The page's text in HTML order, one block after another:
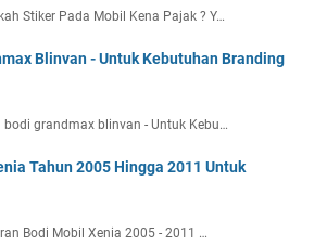
Stiker Pada Mobil Kena Pajak ? Y…
Blinvan - Untuk Kebutuhan Branding
grandmax blinvan - Untuk Kebu…
Tahun 2005 Hingga 2011 Untuk
Bodi Mobil Xenia 2005 - 2011 …